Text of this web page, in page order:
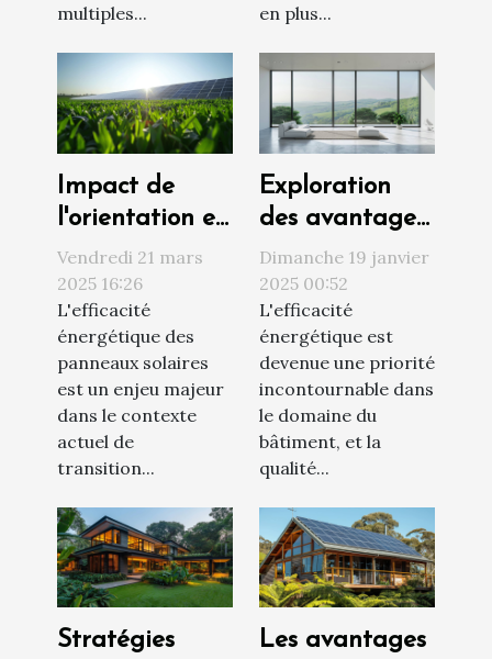
multiples...
en plus...
Impact de
l'orientation et
de l'inclinaison
sur les
panneaux
solaires au sol
Vendredi 21 mars
2025 16:26
L'efficacité
énergétique des
panneaux solaires
est un enjeu majeur
dans le contexte
actuel de
transition...
Exploration
des avantages
du triple
vitrage pour
l'isolation et
l'élégance
intérieure
Dimanche 19 janvier
2025 00:52
L'efficacité
énergétique est
devenue une priorité
incontournable dans
le domaine du
bâtiment, et la
qualité...
Stratégies
Les avantages